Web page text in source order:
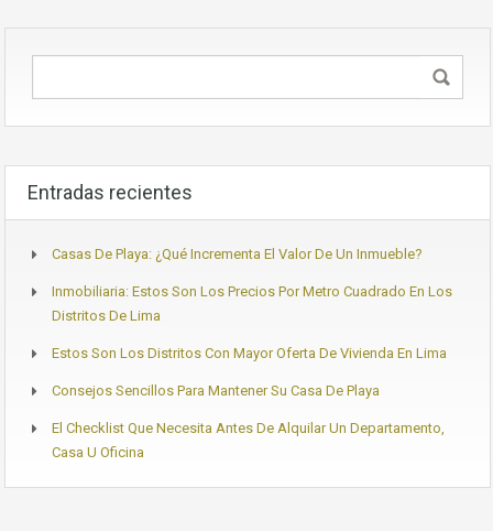
Entradas recientes
Casas De Playa: ¿Qué Incrementa El Valor De Un Inmueble?
Inmobiliaria: Estos Son Los Precios Por Metro Cuadrado En Los
Distritos De Lima
Estos Son Los Distritos Con Mayor Oferta De Vivienda En Lima
Consejos Sencillos Para Mantener Su Casa De Playa
El Checklist Que Necesita Antes De Alquilar Un Departamento,
Casa U Oficina